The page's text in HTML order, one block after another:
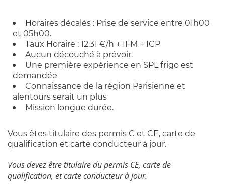
Horaires décalés : Prise de service entre 01h00
et 05h00.
Taux Horaire : 12.31 €/h + IFM + ICP
Aucun découché à prévoir.
Une première expérience en SPL frigo est
demandée
Connaissance de la région Parisienne et
alentours serait un plus
Mission longue durée.
Vous êtes titulaire des permis C et CE, carte de
qualification et carte conducteur à jour.
Vous devez être titulaire du permis CE, carte de
qualification, et carte conducteur à jour.